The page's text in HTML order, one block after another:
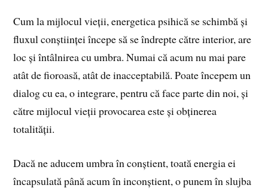
Cum la mijlocul vieții, energetica psihică se schimbă și
fluxul conștiinței începe să se îndrepte către interior, are
loc și întâlnirea cu umbra. Numai că acum nu mai pare
atât de fioroasă, atât de inacceptabilă. Poate începem un
dialog cu ea, o integrare, pentru că face parte din noi, și
către mijlocul vieții provocarea este și obținerea
totalității.
Dacă ne aducem umbra în conștient, toată energia ei
încapsulată până acum în inconștient, o punem în slujba